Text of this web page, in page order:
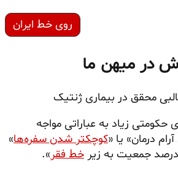
روی خط ایران
در میهن ما
محقق در بیماری ژنتیک
حکومتی زیاد به عباراتی مواجه
درمان» یا «کوچکتر شدن سفره‌ها»
خط فقر».